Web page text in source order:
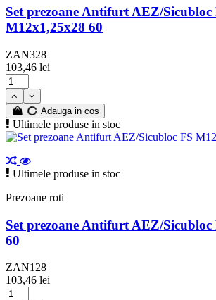
Set prezoane Antifurt AEZ/Sicubloc
M12x1,25x28 60
ZAN328
103,46 lei
Adauga in cos
Ultimele produse in stoc
Ultimele produse in stoc
Prezoane roti
Set prezoane Antifurt AEZ/
60
ZAN128
103,46 lei